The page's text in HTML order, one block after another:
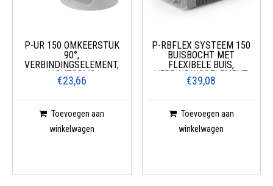
P-UR 150 OMKEERSTUK
90°,
VERBINDINGSELEMENT,
LICHTGRIJS
€23,66
Toevoegen aan
winkelwagen
P-RBFLEX SYSTEEM 150
BUISBOCHT MET
FLEXIBELE BUIS,
VERBINDINGSELEMENT,
LICHTGRIJS
€39,08
Toevoegen aan
winkelwagen